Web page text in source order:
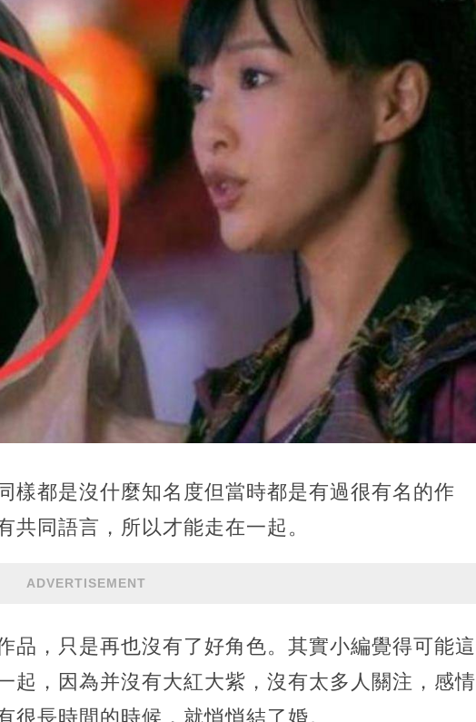
樣都是沒什麼知名度但當時都是有過很有名的作
同語言，所以才能走在一起。
ADVERTISEMENT
品，只是再也沒有了好角色。其實小編覺得可能這
起，因為并沒有大紅大紫，沒有太多人關注，感情
長時間的時候，就悄悄結了婚。